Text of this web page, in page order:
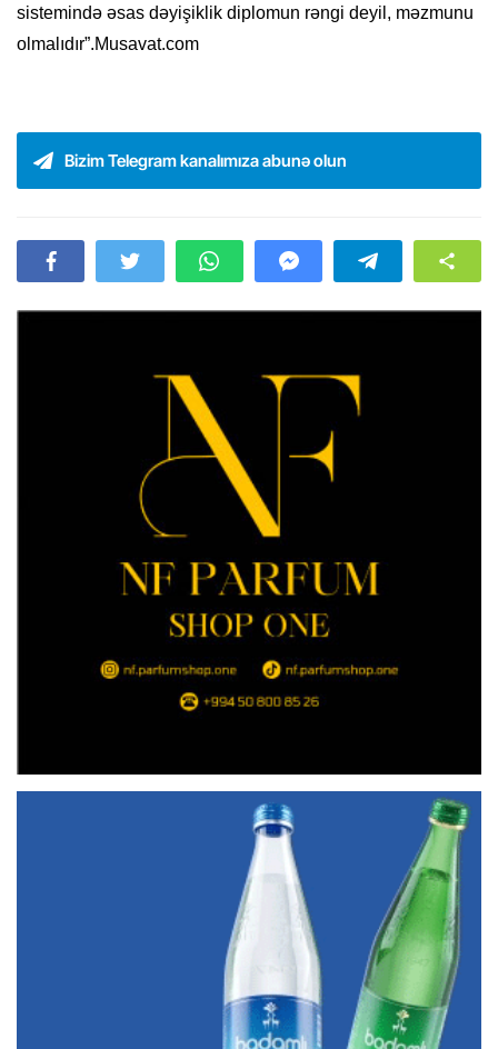
sistemində əsas dəyişiklik diplomun rəngi deyil, məzmunu
olmalıdır”.Musavat.com
Bizim Telegram kanalımıza abunə olun